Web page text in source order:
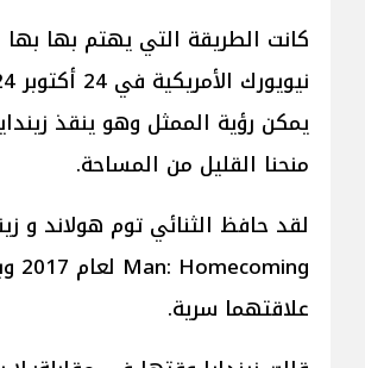
كانت الطريقة التي يهتم بها
يمكن رؤية الممثل وهو ينقذ
منحنا القليل من المساحة.
علاقتهما سرية.